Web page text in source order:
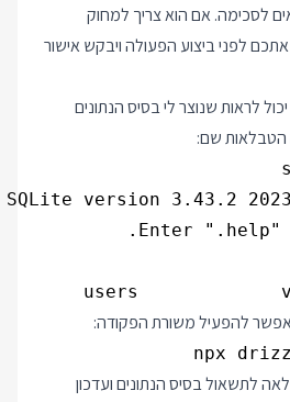
לסכימה. אם הוא צריך למחוק
לפני ביצוע הפעולה ויבקש אישור
לראות שנוצר לי בסיס הנתונים
הטבלאות שם:
users
להפעיל משורת הפקודה:
לתשאול בסיס הנתונים ועדכון